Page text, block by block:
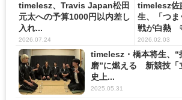
timelesz、Travis Japan松田
元太への予算1000円以内差し
入れ...
2026.07.24
timelesz佐
生、「つま
戦が白熱
2026.02.03
timelesz・橋本将生、“
磨”に燃える 新競技「
史上...
2025.05.31